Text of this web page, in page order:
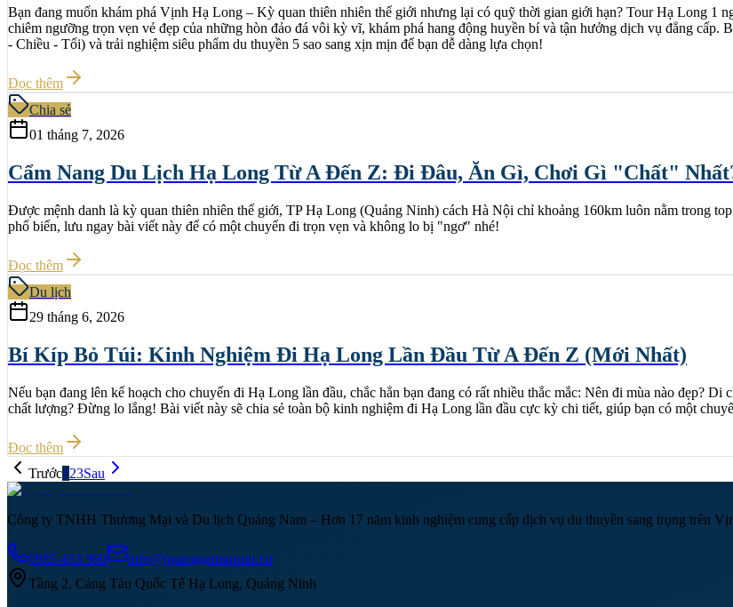
Bạn đang muốn khám phá Vịnh Hạ Long – Kỳ quan thiên nhiên thế giới nhưng lại có quỹ thời gian giới hạn? Tour Hạ Long 1
chiêm ngưỡng trọn vẹn vẻ đẹp của những hòn đảo đá vôi kỳ vĩ, khám phá hang động huyền bí và tận hưởng dịch vụ đẳng
- Chiều - Tối) và trải nghiệm siêu phẩm du thuyền 5 sao sang xịn mịn để bạn dễ dàng lựa chọn!
Đọc thêm
Chia sẻ
01 tháng 7, 2026
Cẩm Nang Du Lịch Hạ Long Từ A Đến Z: Đi Đâu, Ăn Gì, Chơi Gì "Chất"
Được mệnh danh là kỳ quan thiên nhiên thế giới, TP Hạ Long (Quảng Ninh) cách Hà Nội chỉ khoảng 160km luôn nằm trong
phố biển, lưu ngay bài viết này để có một chuyến đi trọn vẹn và không lo bị "ngơ" nhé!
Đọc thêm
Du lịch
29 tháng 6, 2026
Bí Kíp Bỏ Túi: Kinh Nghiệm Đi Hạ Long Lần Đầu Từ A Đến Z (Mới Nhất)
Nếu bạn đang lên kế hoạch cho chuyến đi Hạ Long lần đầu, chắc hẳn bạn đang có rất nhiều thắc mắc: Nên đi mùa nào đẹp?
chất lượng? Đừng lo lắng! Bài viết này sẽ chia sẻ toàn bộ kinh nghiệm đi Hạ Long lần đầu cực kỳ chi tiết, giúp bạn có một
Đọc thêm
Trước1 23Sau
Công ty TNHH Thương Mại và Du lịch Quảng Nam – Hơn 17 năm kinh nghiệm cung cấp dịch vụ du thuyền sang trọng trên
0985 453 960
info@quangnamgroup.vn
Tầng 2, Cảng Tàu Quốc Tế Hạ Long, Quảng Ninh